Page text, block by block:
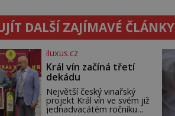
A odvážili byste se je navštívit? [gallery ids="17
DALŠÍ ZAJÍMAVÉ ČLÁNKY
iluxus.cz
Král vín začíná třetí
dekádu
Největší český vinařský
projekt Král vín ve svém již
jednadvacátém ročníku